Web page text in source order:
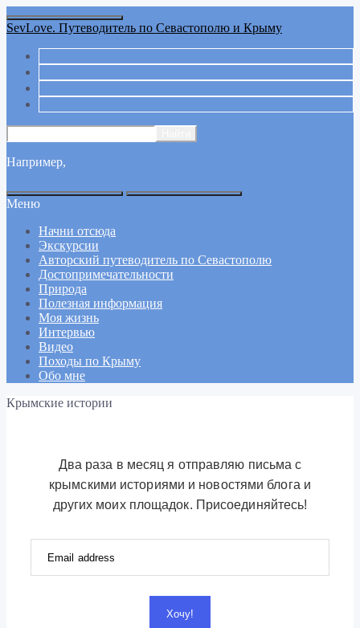
SevLove. Путеводитель по Севастополю и Крыму
Например,
Меню
Начни отсюда
Экскурсии
Авторский путеводитель по Севастополю
Достопримечательности
Природа
Полезная информация
Моя жизнь
Интервью
Видео
Походы по Крыму
Обо мне
Крымские истории
Два раза в месяц я отправляю письма с
крымскими историями и новостями блога и
других моих площадок. Присоединяйтесь!
Хочу!